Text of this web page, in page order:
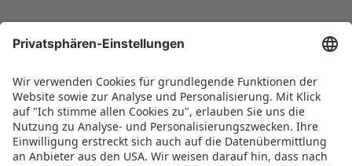
Spielwarenmesse –
Viel mehr als Spielwaren